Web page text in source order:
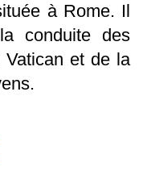
à Rome. Il
conduite des
Vatican et de la